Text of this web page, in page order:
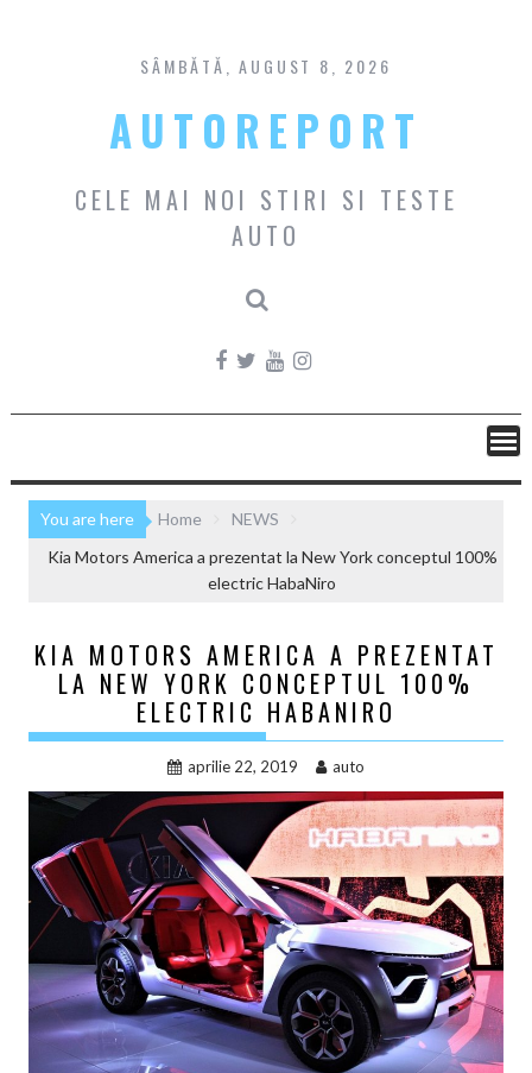
content
SÂMBĂTĂ, AUGUST 8, 2026
AUTOREPORT
CELE MAI NOI STIRI SI TESTE
AUTO
You are here Home
NEWS
Kia Motors America a prezentat la New York conceptul 100%
electric HabaNiro
KIA MOTORS AMERICA A PREZENTAT
LA NEW YORK CONCEPTUL 100%
ELECTRIC HABANIRO
aprilie 22, 2019 auto